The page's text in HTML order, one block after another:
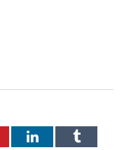
LinkedInTumblr